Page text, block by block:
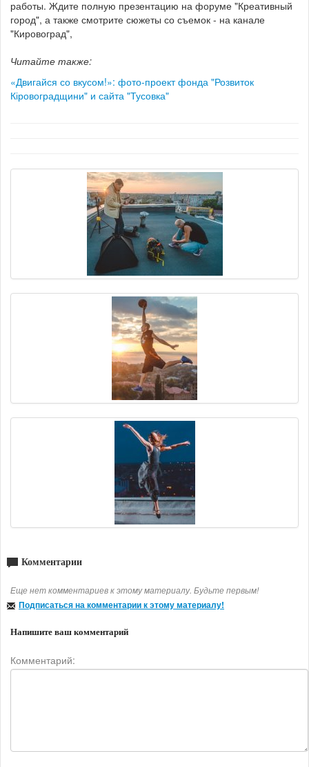
работы. Ждите полную презентацию на форуме "Креативный
город", а также смотрите сюжеты со съемок - на канале
"Кировоград",
Читайте также:
«Двигайся со вкусом!»: фото-проект фонда "Розвиток
Кіровоградщини" и сайта "Тусовка"
Комментарии
Еще нет комментариев к этому материалу. Будьте первым!
Подписаться на комментарии к этому материалу!
Напишите ваш комментарий
Комментарий: